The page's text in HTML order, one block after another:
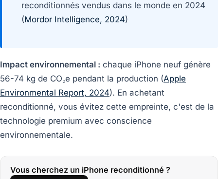
reconditionnés vendus dans le monde en 2024
(Mordor Intelligence, 2024)
Impact environnemental : chaque iPhone neuf génère
56-74 kg de CO₂e pendant la production (Apple
Environmental Report, 2024). En achetant
reconditionné, vous évitez cette empreinte, c'est de la
technologie premium avec conscience
environnementale.
Vous cherchez un iPhone reconditionné ?